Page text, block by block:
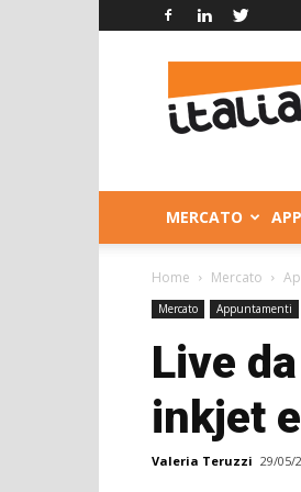
Grafica
MERCATO
Home Mercato
Mercato Appuntamenti
Live
inkjet
Valeria Teruzzi 29/05/